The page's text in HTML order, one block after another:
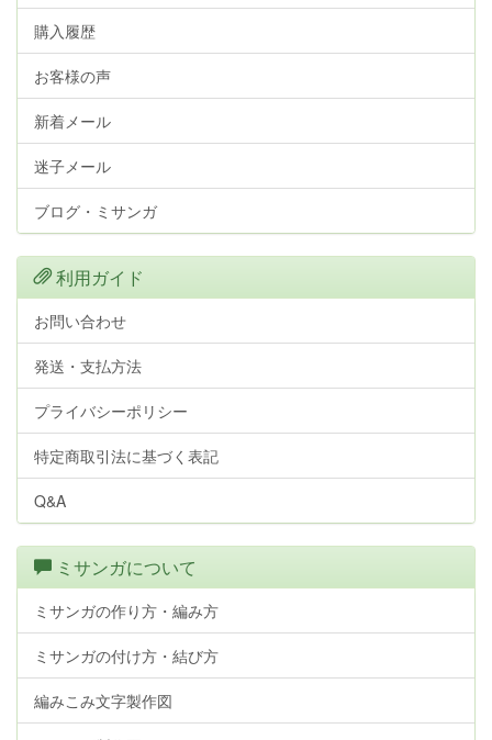
購入履歴
お客様の声
新着メール
迷子メール
ブログ・ミサンガ
利用ガイド
お問い合わせ
発送・支払方法
プライバシーポリシー
特定商取引法に基づく表記
Q&A
ミサンガについて
ミサンガの作り方・編み方
ミサンガの付け方・結び方
編みこみ文字製作図